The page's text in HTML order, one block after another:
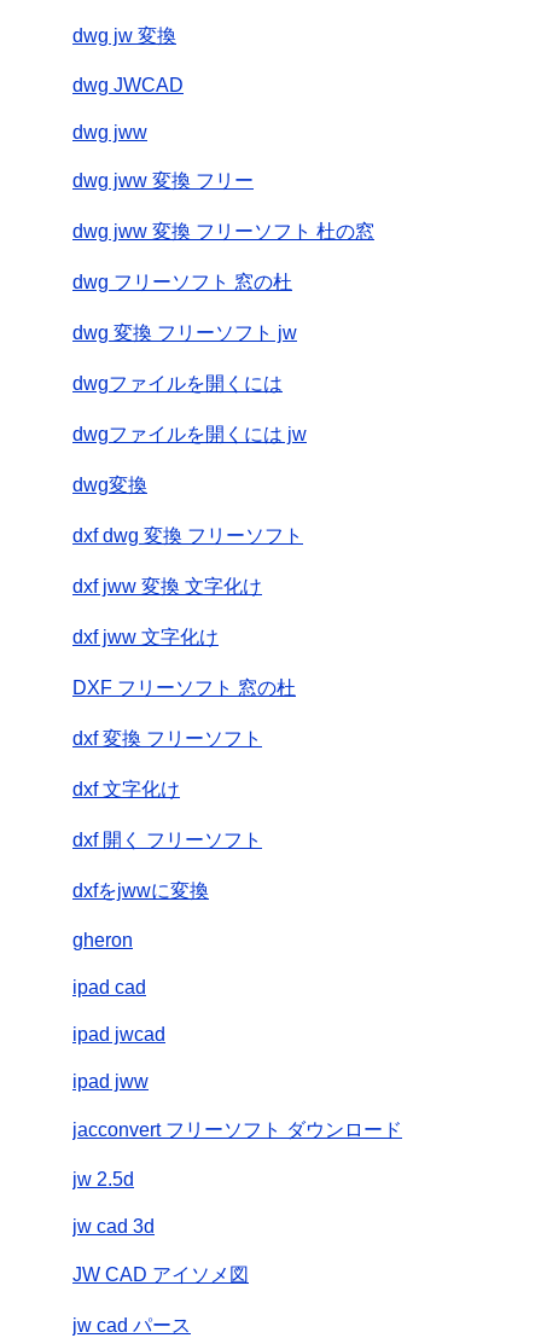
dwg jw 変換
dwg JWCAD
dwg jww
dwg jww 変換 フリー
dwg jww 変換 フリーソフト 杜の窓
dwg フリーソフト 窓の杜
dwg 変換 フリーソフト jw
dwgファイルを開くには
dwgファイルを開くには jw
dwg変換
dxf dwg 変換 フリーソフト
dxf jww 変換 文字化け
dxf jww 文字化け
DXF フリーソフト 窓の杜
dxf 変換 フリーソフト
dxf 文字化け
dxf 開く フリーソフト
dxfをjwwに変換
gheron
ipad cad
ipad jwcad
ipad jww
jacconvert フリーソフト ダウンロード
jw 2.5d
jw cad 3d
JW CAD アイソメ図
jw cad パース